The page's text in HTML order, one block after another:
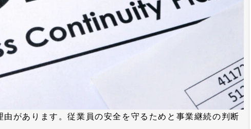
があります。従業員の安全を守るためと事業継続の判断